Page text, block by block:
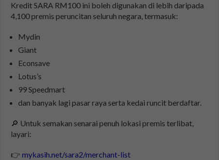
Kredit SARA RM100 ini boleh digunakan di lebih daripada
4,100 premis peruncitan seluruh negara, termasuk:
Mydin
Giant
Econsave
Lotus’s
99 Speedmart
dan banyak lagi pasar raya serta kedai runcit berdaftar.
🔎 Untuk semakan senarai penuh lokasi premis terlibat,
layari:
👉mykasih.net/sara2/merchant-list